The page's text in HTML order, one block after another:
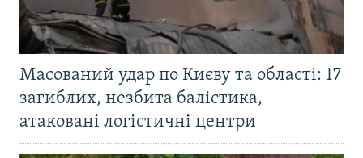
Масований удар по Києву та області: 17
загиблих, незбита балістика,
атаковані логістичні центри